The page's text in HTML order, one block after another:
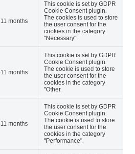
11 months
This cookie is set by GDPR
Cookie Consent plugin.
The cookies is used to store
the user consent for the
cookies in the category
"Necessary".
11 months
This cookie is set by GDPR
Cookie Consent plugin.
The cookie is used to store
the user consent for the
cookies in the category
"Other.
11 months
This cookie is set by GDPR
Cookie Consent plugin.
The cookie is used to store
the user consent for the
cookies in the category
"Performance".